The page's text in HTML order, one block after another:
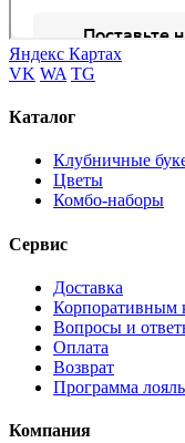
Яндекс Картах
VK WA TG
Каталог
Клубничные
Цветы
Комбо-наборы
Сервис
Доставка
Корпоративным
Вопросы и
Оплата
Возврат
Программа
Компания